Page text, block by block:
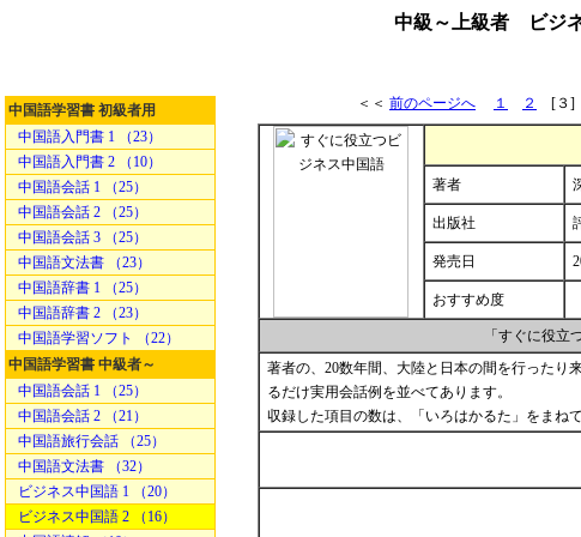
中級～上級者 ビジ
中国語学習書 初級者用
中国語入門書 1 （23）
中国語入門書 2 （10）
中国語会話 1 （25）
中国語会話 2 （25）
中国語会話 3 （25）
中国語文法書 （23）
中国語辞書 1 （25）
中国語辞書 2 （23）
中国語学習ソフト （22）
中国語学習書 中級者～
中国語会話 1 （25）
中国語会話 2 （21）
中国語旅行会話 （25）
中国語文法書 （32）
ビジネス中国語 1 （20）
ビジネス中国語 2 （16）
＜＜ 前のページへ １ ２ [３]
著者
出版社
発売日
おすすめ度
「すぐに役
著者の、20数年間、大陸と日本の間を行ったり
るだけ実用会話例を並べてあります。
収録した項目の数は、「いろはかるた」をまね